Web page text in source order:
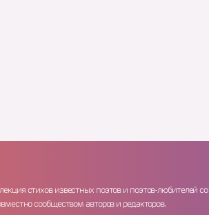
стихов известных поэтов и поэтов-любителей со
сообществом авторов и редакторов.